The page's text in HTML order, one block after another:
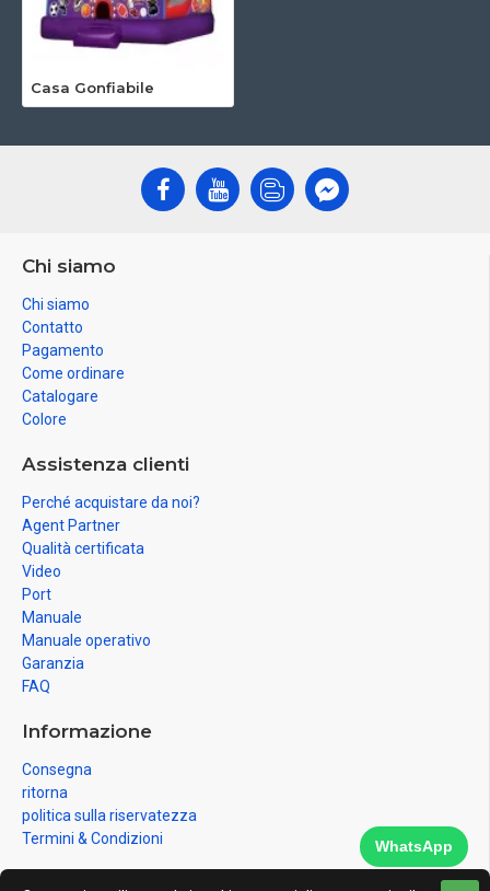
Casa Gonfiabile
Chi siamo
Chi siamo
Contatto
Pagamento
Come ordinare
Catalogare
Colore
Assistenza clienti
Perché acquistare da noi?
Agent Partner
Qualità certificata
Video
Port
Manuale
Manuale operativo
Garanzia
FAQ
Informazione
Consegna
ritorna
politica sulla riservatezza
Termini & Condizioni
WhatsApp